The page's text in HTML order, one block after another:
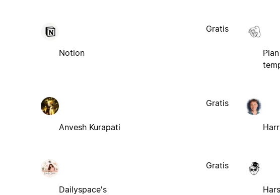
Notion
Gratis
Anvesh Kurapati
Gratis
Dailyspace's
Gratis